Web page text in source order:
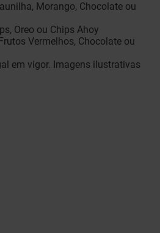
Morango, Chocolate ou
Oreo ou Chips Ahoy
Vermelhos, Chocolate ou
em vigor. Imagens ilustrativas